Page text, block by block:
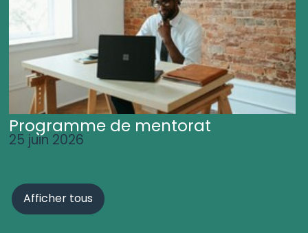
Programme de mentorat
25 juin 2026
Afficher tous